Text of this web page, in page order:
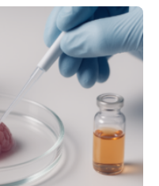
Energietransport bei
(HCM) versagen
der
Stresses
Würzburg. Die
ist die häufigste
Sie führt dazu, dass
der Herzmuskel zu